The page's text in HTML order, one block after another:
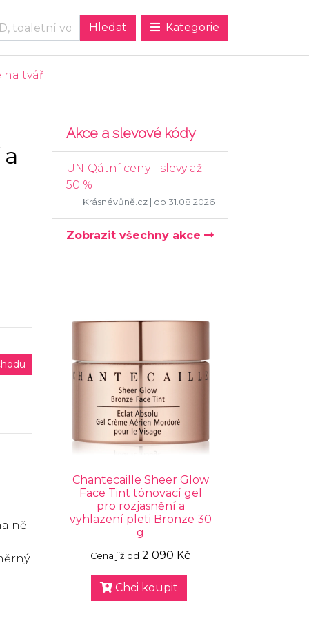
Kategorie
na tvář
ně
Akce a slevové kódy
UNIQátní ceny - slevy až
50 %
Krásnévůně.cz | do 31.08.2026
Zobrazit všechny akce
Chantecaille Sheer Glow
Face Tint tónovací gel
pro rozjasnění a
vyhlazení pleti Bronze 30
g
Cena již od 2 090 Kč
Chci koupit